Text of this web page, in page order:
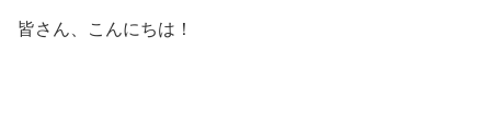
皆さん、こんにちは！